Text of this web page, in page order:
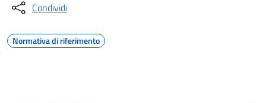
Condividi
Normativa di riferimento